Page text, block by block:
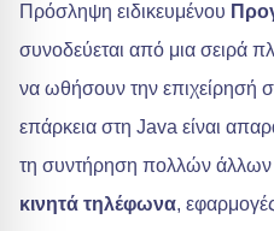
Πρόσληψη ειδικευμένου
συνοδεύεται από μια σειρά
να ωθήσουν την επιχείρησή
επάρκεια στη Java είναι
τη συντήρηση πολλών άλλων
κινητά τηλέφωνα,